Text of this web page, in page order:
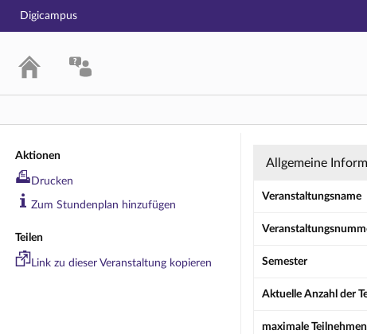
Digicampus
Aktionen
Drucken
Zum Stundenplan hinzufügen
Teilen
Link zu dieser Veranstaltung kopieren
Allgemeine
Veranstaltungsname
Semester
Aktuelle Anzahl der
maximale